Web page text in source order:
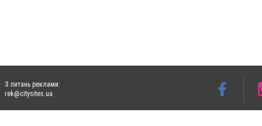
З питань реклами:
rek@citysites.ua